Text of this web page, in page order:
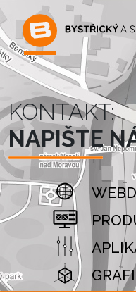
KONTAKT:
NAPIŠTE